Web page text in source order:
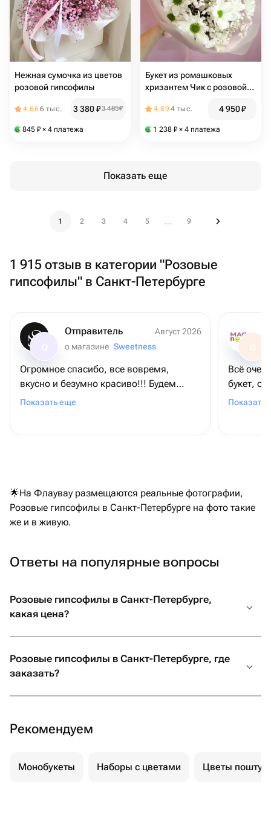
Нежная сумочка из цветов
розовой гипсофилы
4.666 тыс. 3 380₽3 485₽
845 ₽ × 4 платежа
Букет из ромашковых
хризантем Чик с розовой
4.894 тыс. 4 950₽
1 238 ₽ × 4 платежа
Показать еще
1 2 3 4 5 ... 9
1 915 отзыв в категории "Розовые
гипсофилы" в Санкт-Петербурге
Отправитель
Август 2026
о магазине Sweetness
Огромное спасибо, все вовремя,
вкусно и безумно красиво!!! Будем
заказывать еще!❤️
Показать еще
О
Всё
букет,
Показать
🌟На Флаувау размещаются реальные фотографии,
Розовые гипсофилы в Санкт-Петербурге на фото такие
же и в живую.
Ответы на популярные вопросы
Розовые гипсофилы в Санкт-Петербурге,
какая цена?
Розовые гипсофилы в Санкт-Петербурге, где
заказать?
Рекомендуем
Монобукеты Наборы с цветами Цветы